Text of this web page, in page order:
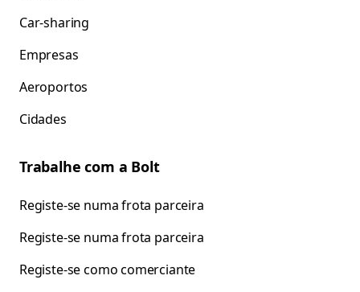
Car-sharing
Empresas
Aeroportos
Cidades
Trabalhe com a Bolt
Registe-se numa frota parceira
Registe-se numa frota parceira
Registe-se como comerciante